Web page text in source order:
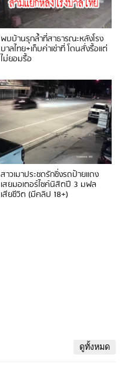
พบบ้านรุกล้ำที่สาธารณะหลังโรง
บาลไทย+เก็บค่าเช่าที่ โดนสั่งรื้อแต่
ไม่ยอมรื้อ
สาวเมาประชดรักซิ่งรถป้ายแดง
เสยมอเตอร์ไซค์นิสิตปี 3 มฟล
เสียชีวิต (มีคลิป 18+)
ดูทั้งหมด